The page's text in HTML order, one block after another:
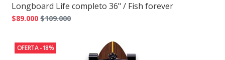
Longboard Life completo 36" / Fish forever
$89.000 $109.000
OFERTA -18%